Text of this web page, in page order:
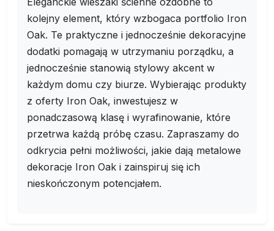
kolejny element, który wzbogaca portfolio Iron
Oak. Te praktyczne i jednocześnie dekoracyjne
dodatki pomagają w utrzymaniu porządku, a
jednocześnie stanowią stylowy akcent w
każdym domu czy biurze. Wybierając produkty
z oferty Iron Oak, inwestujesz w
ponadczasową klasę i wyrafinowanie, które
przetrwa każdą próbę czasu. Zapraszamy do
odkrycia pełni możliwości, jakie dają metalowe
dekoracje Iron Oak i zainspiruj się ich
nieskończonym potencjałem.